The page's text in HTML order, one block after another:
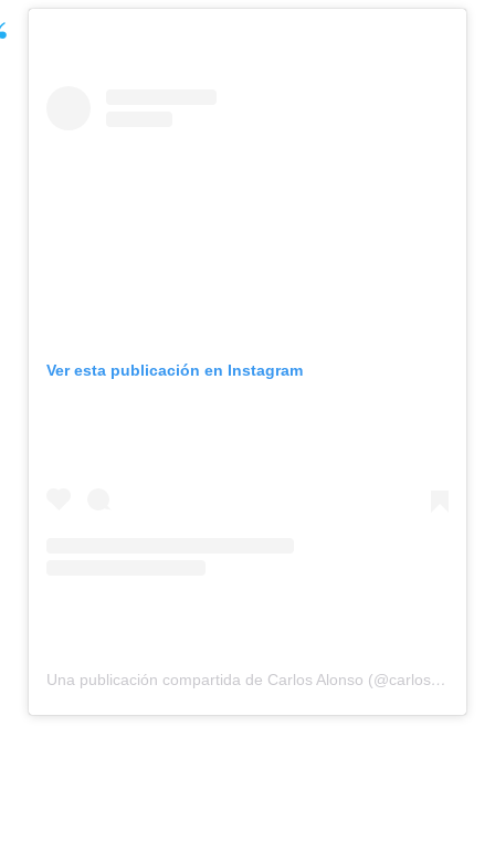
Ver esta publicación en Instagram
Una publicación compartida de Carlos Alonso (@carlosdeviaje)